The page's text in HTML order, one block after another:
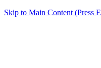
Skip to Main Content (Press